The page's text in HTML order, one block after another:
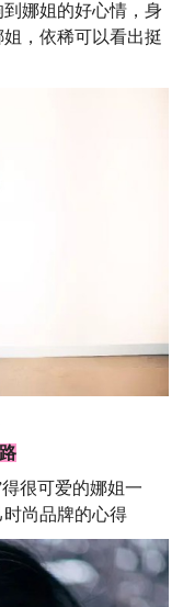
到娜姐的好心情，身
，依稀可以看出挺
很可爱的娜姐一
尚品牌的心得